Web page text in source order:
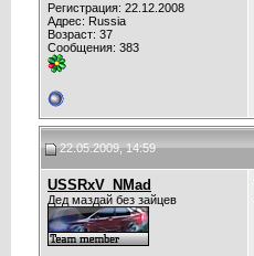
Регистрация: 22.12.2008
Адрес: Russia
Возраст: 37
Сообщения: 383
22.05.2009, 14:59
USSRxV_NMad
Дед маздай без зайцев